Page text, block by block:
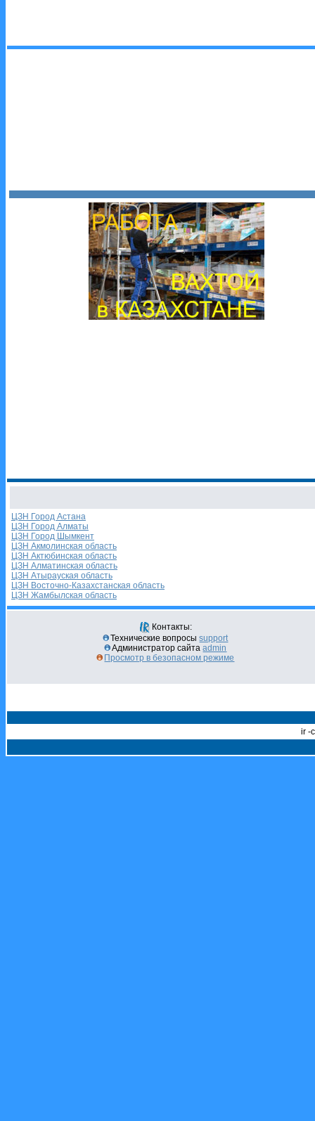
ЦЗН Город Астана
ЦЗН Город Алматы
ЦЗН Город Шымкент
ЦЗН Акмолинская область
ЦЗН Актюбинская область
ЦЗН Алматинская область
ЦЗН Атырауская область
ЦЗН Восточно-Казахстанская область
ЦЗН Жамбылская область
Контакты:
Технические вопросыsupport
Администратор сайтаadmin
Просмотр в безопасном режиме
ir -